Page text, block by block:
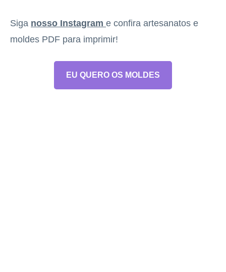
Siga nosso Instagram e confira artesanatos e
moldes PDF para imprimir!
EU QUERO OS MOLDES